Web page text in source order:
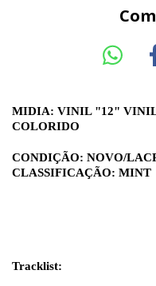
MIDIA: VINIL "12"
COLORIDO
CONDIÇÃO: NOVO/
CLASSIFICAÇÃO: MINT
Tracklist: